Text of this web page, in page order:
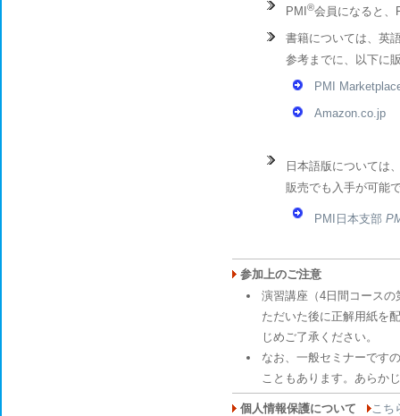
PMI ®会員になると、
書籍については、英
参考までに、以下に
PMI
Amazon.co.jp
日本語版については
販売でも入手が可能
PMI日本支部
参加上のご注意
演習講座（4日間コース
ただいた後に正解用紙を
じめご了承ください。
なお、一般セミナーです
こともあります。あらか
個人情報保護について こち